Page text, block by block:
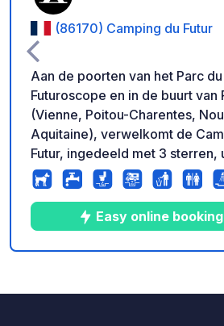
(86170) Camping du Futur
Aan de poorten van het Parc du
Futuroscope en in de buurt van
(Vienne, Poitou-Charentes,
Aquitaine), verwelkomt de
Futur, ingedeeld met 3 sterren,
familiale sfeer voor een
ontdekkingsverblijf of voor een
eenvoudige tussenstop.
bereikbaar, Camping du Futur
minuten van de afrit van de
Easy online booking